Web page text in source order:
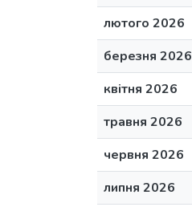
лютого 2026
березня 2026
квітня 2026
травня 2026
червня 2026
липня 2026